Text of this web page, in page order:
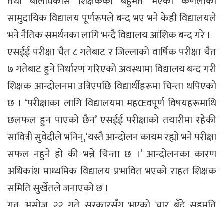
सामुदायिक विद्यालय पूर्णरूपले बन्द भए भने केही विद्यालयले
भने नैतिक समर्थनका लागि भन्दै विद्यालय आंशिक बन्द गरे ।
एसईई परीक्षा चैत ८ गतेबाट र जिल्लाको वार्षिक परीक्षा चैत
७ गतेबाट हुने निर्धारण गरिएको अवस्थामा विद्यालय बन्द गरी
शिक्षक आन्दोलनमा उत्रिएपछि विद्यार्थीहरूमा चिन्ता थपिएको
छ । ‘परीक्षाका लागि विद्यालयमा महŒवपूर्ण विषयहरूमाथि
छलफल हुन पाएको छैन’ एसईई परीक्षाको तयारीमा रहेकी
सावित्री सुवेदीले भनिन्,‘यस्तै आन्दोलन कायम रह्यो भने परीक्षा
सफल नहुने हो की भन्ने चिन्ता छ ।’ आन्दोलनका कारण
अधिकांश माध्यमिक विद्यालय प्रभावित भएको राहत शिक्षक
समिति सुर्खेतले जनाएको छ ।